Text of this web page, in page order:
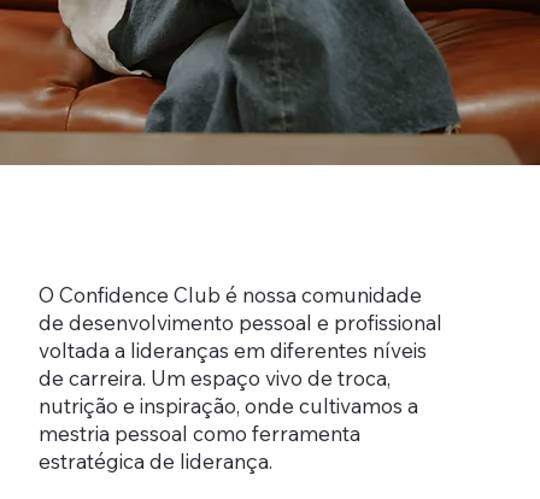
O Confidence Club é nossa comunidade
de desenvolvimento pessoal e profissional
voltada a lideranças em diferentes níveis
de carreira. Um espaço vivo de troca,
nutrição e inspiração, onde cultivamos a
mestria pessoal como ferramenta
estratégica de liderança.